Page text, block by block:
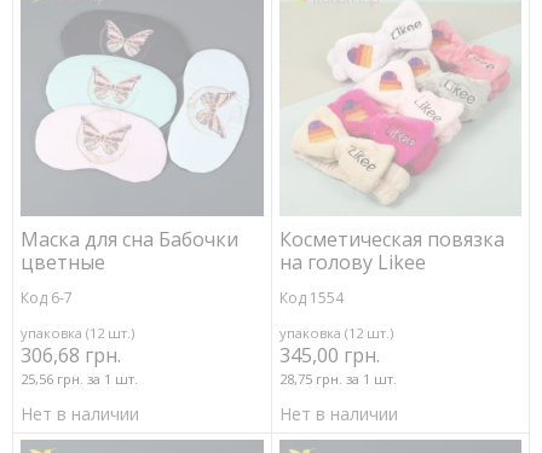
Маска для сна Бабочки
цветные
Код 6-7
упаковка (12 шт.)
306,68 грн.
25,56 грн. за 1 шт.
Нет в наличии
Косметическая повязка
на голову Likee
Код 1554
упаковка (12 шт.)
345,00 грн.
28,75 грн. за 1 шт.
Нет в наличии